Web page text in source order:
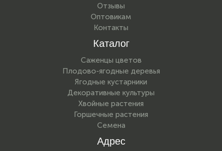
Отзывы
Оптовикам
Контакты
Каталог
Саженцы цветов
Плодово-ягодные деревья
Ягодные кустарники
Декоративные культуры
Хвойные растения
Горшечные растения
Семена
Адрес